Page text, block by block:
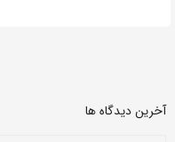
آخرین دیدگاه ها